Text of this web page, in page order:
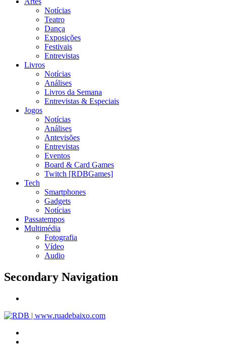
Notícias
Teatro
Dança
Exposições
Festivais
Entrevistas
Livros
Notícias
Análises
Livros da Semana
Entrevistas & Especiais
Jogos
Notícias
Análises
Antevisões
Entrevistas
Eventos
Board & Card Games
Twitch [RDBGames]
Tech
Smartphones
Gadgets
Notícias
Passatempos
Multimédia
Fotografia
Vídeo
Audio
Secondary Navigation